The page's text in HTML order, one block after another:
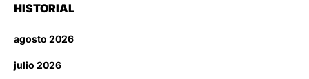
HISTORIAL
agosto 2026
julio 2026